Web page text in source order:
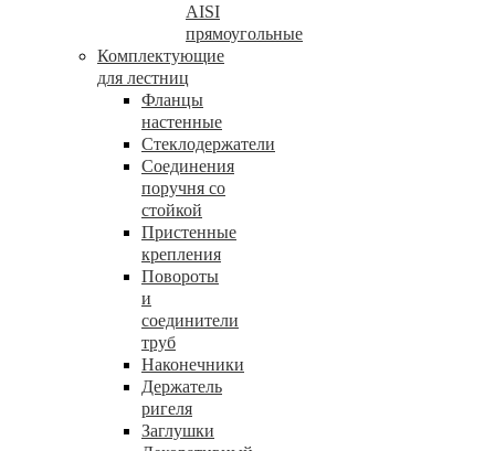
AISI
прямоугольные
Комплектующие
для лестниц
Фланцы
настенные
Стеклодержатели
Соединения
поручня со
стойкой
Пристенные
крепления
Повороты
и
соединители
труб
Наконечники
Держатель
ригеля
Заглушки